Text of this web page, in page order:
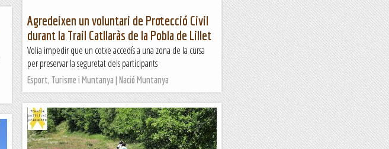
Agredeixen un voluntari de Protecció Civil
durant la Trail Catllaràs de la Pobla de Lillet
Volia impedir que un cotxe accedís a una zona de la cursa
per preservar la seguretat dels participants
Esport, Turisme i Muntanya | Nació Muntanya